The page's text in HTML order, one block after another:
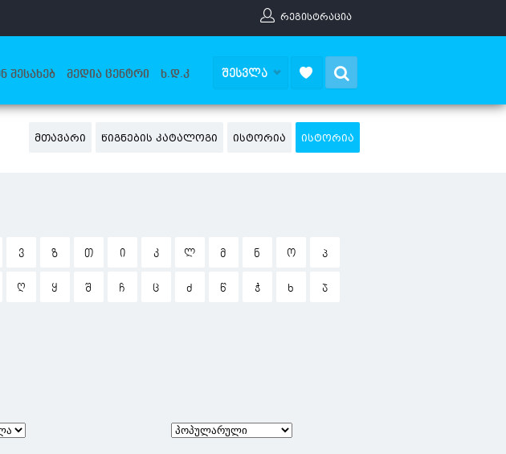
ᲠᲔᲒᲘᲡᲢᲠᲐᲪᲘᲐ
ᲨᲔᲡᲐᲮᲔᲑ ᲛᲔᲓᲘᲐ ᲪᲔᲜᲢᲠᲘ Ხ.Დ.Კ ᲨᲔᲡᲕᲚᲐ
ᲛᲗᲐᲕᲐᲠᲘ ᲬᲘᲒᲜᲔᲑᲘᲡ ᲙᲐᲢᲐᲚᲝᲒᲘ ᲘᲡᲢᲝᲠᲘᲐ ᲘᲡᲢᲝᲠᲘᲐ
Ვ Ზ Თ Ი Კ Ლ Მ Ნ Ო Პ
Ღ Ყ Შ Ჩ Ც Ძ Წ Ჭ Ხ Ჯ